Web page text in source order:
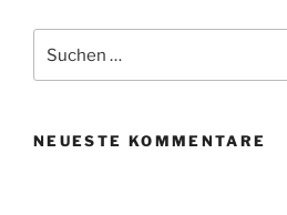
nach:
NEUESTE KOMMENTARE